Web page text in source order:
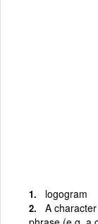
logogram
A